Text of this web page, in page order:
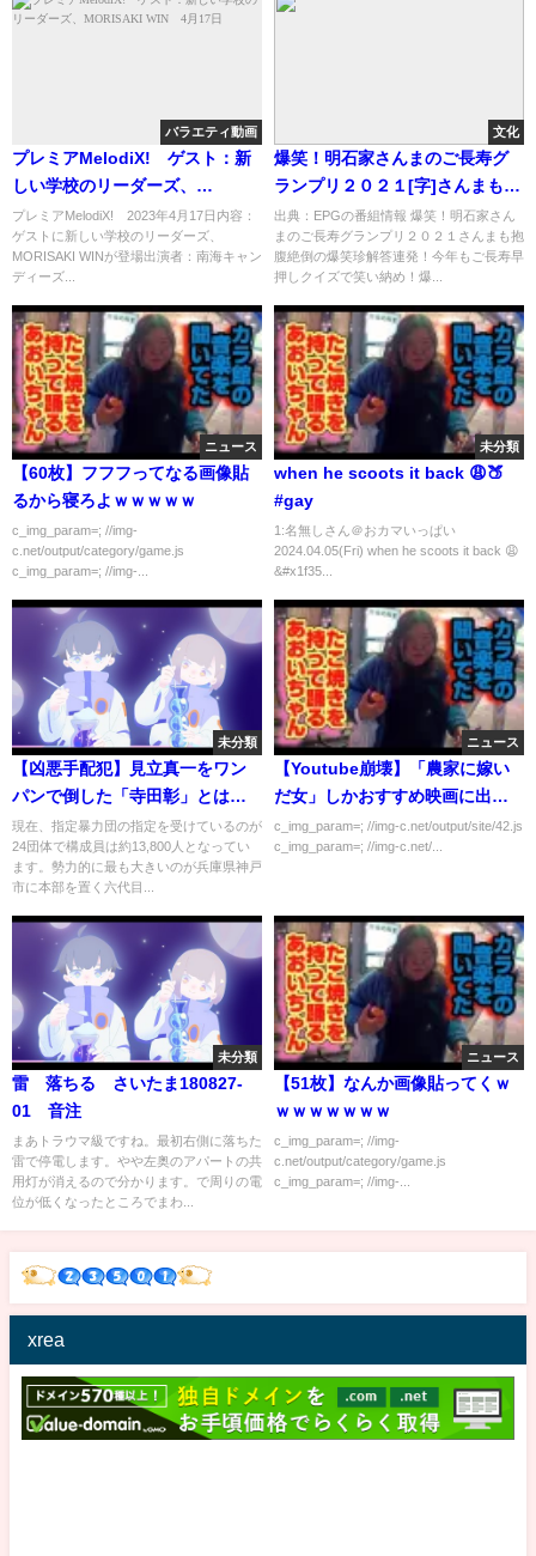
バラエティ動画
プレミアMelodiX! ゲスト：新
しい学校のリーダーズ、
MORISAKI WIN 4月17日
プレミアMelodiX! 2023年4月17日内容：
ゲストに新しい学校のリーダーズ、
MORISAKI WINが登場出演者：南海キャン
ディーズ...
文化
爆笑！明石家さんまのご長寿グ
ランプリ２０２１[字]さんまも抱
腹絶倒の爆笑珍解答連発！…の
番組内容解析まとめ
出典：EPGの番組情報 爆笑！明石家さん
まのご長寿グランプリ２０２１さんまも抱
腹絶倒の爆笑珍解答連発！今年もご長寿早
押しクイズで笑い納め！爆...
ニュース
【60枚】フフフってなる画像貼
るから寝ろよｗｗｗｗｗ
c_img_param=; //img-
c.net/output/category/game.js
c_img_param=; //img-...
未分類
when he scoots it back 😩🍑
#gay
1:名無しさん＠おカマいっぱい
2024.04.05(Fri) when he scoots it back 😩
&#x1f35...
未分類
【凶悪手配犯】見立真一をワン
パンで倒した「寺田彰」とは一
体誰なのか
現在、指定暴力団の指定を受けているのが
24団体で構成員は約13,800人となってい
ます。勢力的に最も大きいのが兵庫県神戸
市に本部を置く六代目...
ニュース
【Youtube崩壊】「農家に嫁い
だ女」しかおすすめ映画に出て
こないｗｗｗｗｗ
c_img_param=; //img-c.net/output/site/42.js
c_img_param=; //img-c.net/...
未分類
雷 落ちる さいたま180827-
01 音注
まあトラウマ級ですね。最初右側に落ちた
雷で停電します。やや左奥のアパートの共
用灯が消えるので分かります。で周りの電
位が低くなったところでまわ...
ニュース
【51枚】なんか画像貼ってくｗ
ｗｗｗｗｗｗｗ
c_img_param=; //img-
c.net/output/category/game.js
c_img_param=; //img-...
xrea